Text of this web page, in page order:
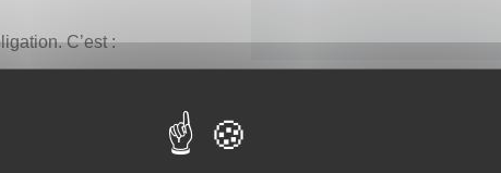
C’est :